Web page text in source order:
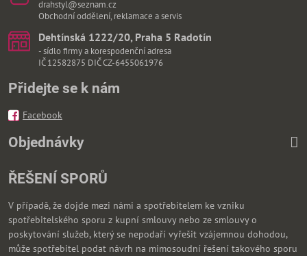
drahstyl@seznam.cz
Obchodní oddělení, reklamace a servis
Dehtínská 1222/20, Praha 5 Radotín
- sídlo firmy a korespodenční adresa
IČ 12582875 DIČ CZ-6455061976
Přidejte se k nám
Facebook
Objednávky
ŘEŠENÍ SPORŮ
V případě, že dojde mezi námi a spotřebitelem ke vzniku
spotřebitelského sporu z kupní smlouvy nebo ze smlouvy o
poskytování služeb, který se nepodaří vyřešit vzájemnou dohodou,
může spotřebitel podat návrh na mimosoudní řešení takového sporu